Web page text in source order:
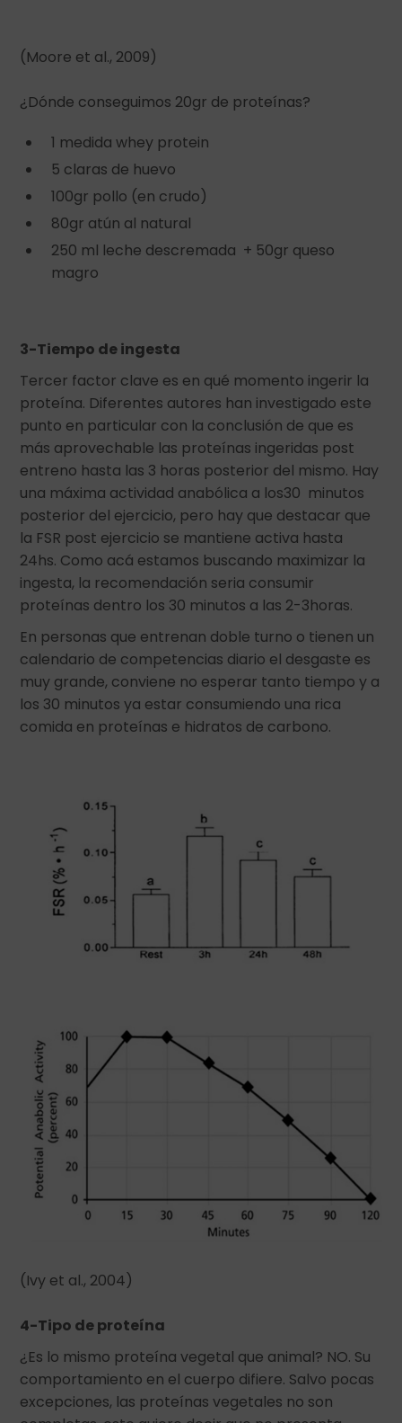
(Moore et al., 2009)
¿Dónde conseguimos 20gr de proteínas?
1 medida whey protein
5 claras de huevo
100gr pollo (en crudo)
80gr atún al natural
250 ml leche descremada + 50gr queso
magro
3-Tiempo de ingesta
Tercer factor clave es en qué momento ingerir la
proteína. Diferentes autores han investigado este
punto en particular con la conclusión de que es
más aprovechable las proteínas ingeridas post
entreno hasta las 3 horas posterior del mismo. Hay
una máxima actividad anabólica a los30 minutos
posterior del ejercicio, pero hay que destacar que
la FSR post ejercicio se mantiene activa hasta
24hs. Como acá estamos buscando maximizar la
ingesta, la recomendación seria consumir
proteínas dentro los 30 minutos a las 2-3horas.
En personas que entrenan doble turno o tienen un
calendario de competencias diario el desgaste es
muy grande, conviene no esperar tanto tiempo y a
los 30 minutos ya estar consumiendo una rica
comida en proteínas e hidratos de carbono.
(Ivy et al., 2004)
4-Tipo de proteína
¿Es lo mismo proteína vegetal que animal? NO. Su
comportamiento en el cuerpo difiere. Salvo pocas
excepciones, las proteínas vegetales no son